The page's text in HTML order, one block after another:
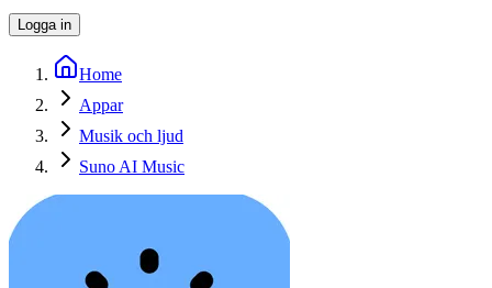
Logga in
Home
Appar
Musik och ljud
Suno AI Music